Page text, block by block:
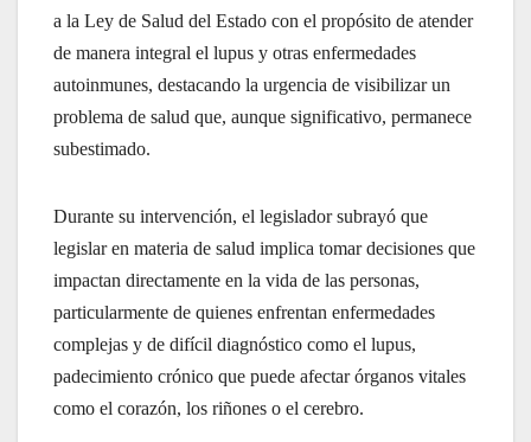
a la Ley de Salud del Estado con el propósito de atender
de manera integral el lupus y otras enfermedades
autoinmunes, destacando la urgencia de visibilizar un
problema de salud que, aunque significativo, permanece
subestimado.
Durante su intervención, el legislador subrayó que
legislar en materia de salud implica tomar decisiones que
impactan directamente en la vida de las personas,
particularmente de quienes enfrentan enfermedades
complejas y de difícil diagnóstico como el lupus,
padecimiento crónico que puede afectar órganos vitales
como el corazón, los riñones o el cerebro.